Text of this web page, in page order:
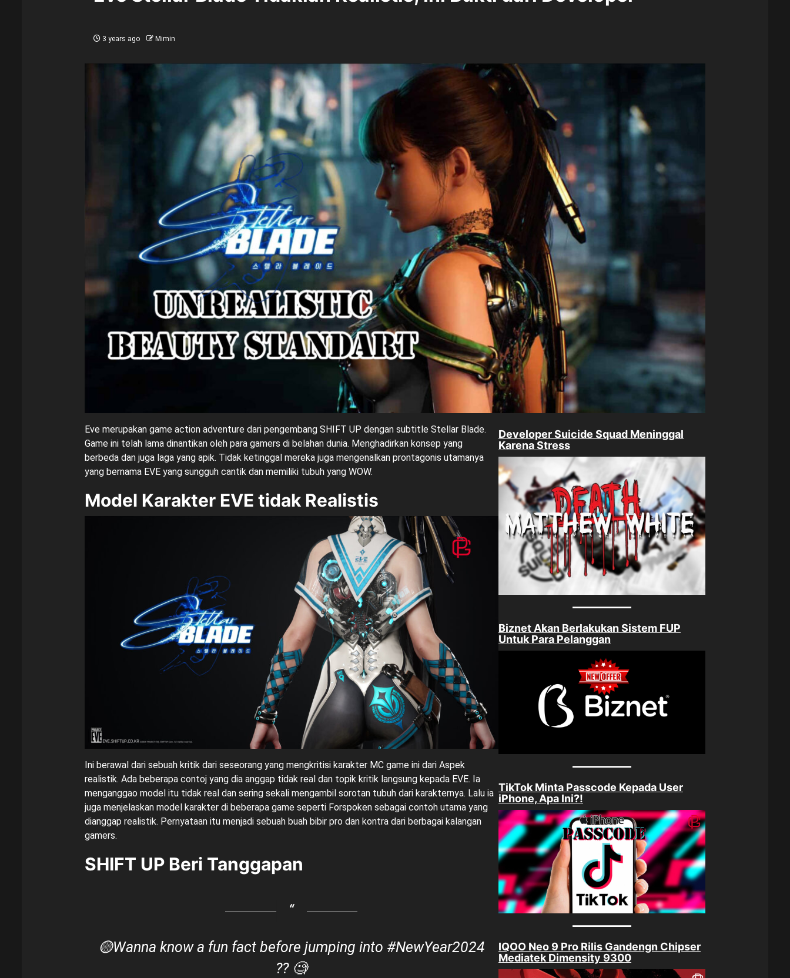
3 years ago Mimin
Eve merupakan game action adventure dari pengembang SHIFT UP dengan subtitle Stellar Blade.
Game ini telah lama dinantikan oleh para gamers di belahan dunia. Menghadirkan konsep yang
berbeda dan juga laga yang apik. Tidak ketinggal mereka juga mengenalkan prontagonis utamanya
yang bernama EVE yang sungguh cantik dan memiliki tubuh yang WOW.
Model Karakter EVE tidak Realistis
Ini berawal dari sebuah kritik dari seseorang yang mengkritisi karakter MC game ini dari Aspek
realistik. Ada beberapa contoj yang dia anggap tidak real dan topik kritik langsung kepada EVE. Ia
menganggao model itu tidak real dan sering sekali mengambil sorotan tubuh dari karakternya. Lalu ia
juga menjelaskan model karakter di beberapa game seperti Forspoken sebagai contoh utama yang
dianggap realistik. Pernyataan itu menjadi sebuah buah bibir pro dan kontra dari berbagai kalangan
gamers.
SHIFT UP Beri Tanggapan
🟡Wanna know a fun fact before jumping into #NewYear2024
?? 🧐
Developer Suicide Squad Meninggal
Karena Stress
Biznet Akan Berlakukan Sistem FUP
Untuk Para Pelanggan
TikTok Minta Passcode Kepada User
iPhone, Apa Ini?!
IQOO Neo 9 Pro Rilis Gandengn Chipser
Mediatek Dimensity 9300